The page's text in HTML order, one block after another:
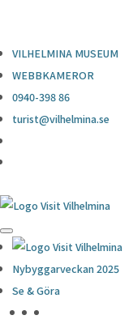
VILHELMINA MUSEUM
WEBBKAMEROR
0940-398 86
turist@vilhelmina.se
Nybyggarveckan 2025
Se & Göra